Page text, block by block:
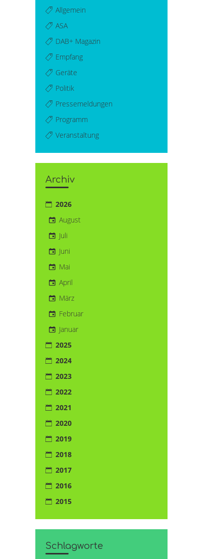
Allgemein
ASA
DAB+ Magazin
Empfang
Geräte
Politik
Pressemeldungen
Programm
Veranstaltung
Archiv
2026
August
Juli
Juni
Mai
April
März
Februar
Januar
2025
2024
2023
2022
2021
2020
2019
2018
2017
2016
2015
Schlagworte